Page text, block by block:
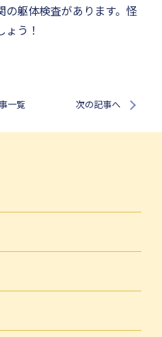
の躯体検査があります。怪
う！
一覧 次の記事へ